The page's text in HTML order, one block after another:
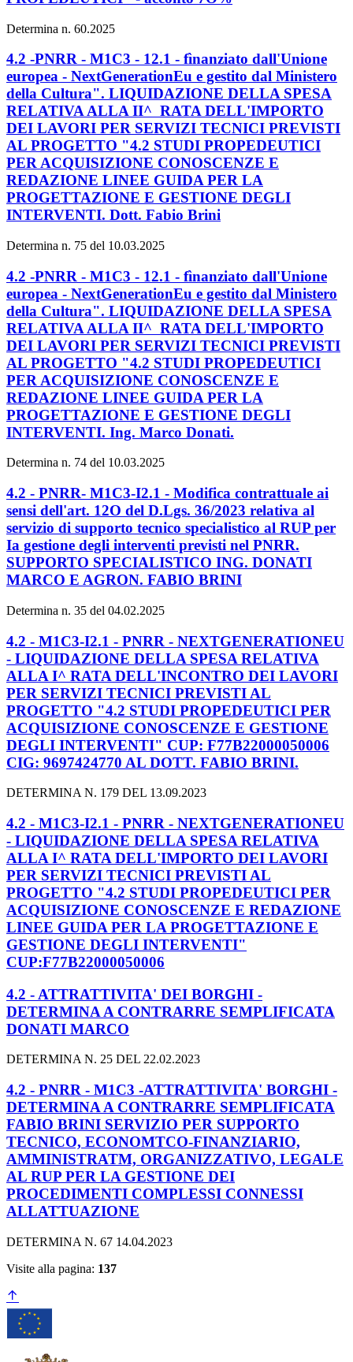
Determina n. 60.2025
4.2 -PNRR - M1C3 - 12.1 - fìnanziato dall'Unione
europea - NextGenerationEu e gestito dal Ministero
della Cultura". LIQUIDAZIONE DELLA SPESA
RELATIVA ALLA II^ RATA DELL'IMPORTO
DEI LAVORI PER SERVIZI TECNICI PREVISTI
AL PROGETTO "4.2 STUDI PROPEDEUTICI
PER ACQUISIZIONE CONOSCENZE E
REDAZIONE LINEE GUIDA PER LA
PROGETTAZIONE E GESTIONE DEGLI
INTERVENTI. Dott. Fabio Brini
Determina n. 75 del 10.03.2025
4.2 -PNRR - M1C3 - 12.1 - fìnanziato dall'Unione
europea - NextGenerationEu e gestito dal Ministero
della Cultura". LIQUIDAZIONE DELLA SPESA
RELATIVA ALLA II^ RATA DELL'IMPORTO
DEI LAVORI PER SERVIZI TECNICI PREVISTI
AL PROGETTO "4.2 STUDI PROPEDEUTICI
PER ACQUISIZIONE CONOSCENZE E
REDAZIONE LINEE GUIDA PER LA
PROGETTAZIONE E GESTIONE DEGLI
INTERVENTI. Ing. Marco Donati.
Determina n. 74 del 10.03.2025
4.2 - PNRR- M1C3-I2.1 - Modifica contrattuale ai
sensi dell'art. 12O del D.Lgs. 36/2023 relativa al
servizio di supporto tecnico specialistico al RUP per
Ia gestione degli interventi previsti nel PNRR.
SUPPORTO SPECIALISTICO ING. DONATI
MARCO E AGRON. FABIO BRINI
Determina n. 35 del 04.02.2025
4.2 - M1C3-I2.1 - PNRR - NEXTGENERATIONEU
- LIQUIDAZIONE DELLA SPESA RELATIVA
ALLA I^ RATA DELL'INCONTRO DEI LAVORI
PER SERVIZI TECNICI PREVISTI AL
PROGETTO "4.2 STUDI PROPEDEUTICI PER
ACQUISIZIONE CONOSCENZE E GESTIONE
DEGLI INTERVENTI" CUP: F77B22000050006
CIG: 9697424770 AL DOTT. FABIO BRINI.
DETERMINA N. 179 DEL 13.09.2023
4.2 - M1C3-I2.1 - PNRR - NEXTGENERATIONEU
- LIQUIDAZIONE DELLA SPESA RELATIVA
ALLA I^ RATA DELL'IMPORTO DEI LAVORI
PER SERVIZI TECNICI PREVISTI AL
PROGETTO "4.2 STUDI PROPEDEUTICI PER
ACQUISIZIONE CONOSCENZE E REDAZIONE
LINEE GUIDA PER LA PROGETTAZIONE E
GESTIONE DEGLI INTERVENTI"
CUP:F77B22000050006
4.2 - ATTRATTIVITA' DEI BORGHI -
DETERMINA A CONTRARRE SEMPLIFICATA
DONATI MARCO
DETERMINA N. 25 DEL 22.02.2023
4.2 - PNRR - M1C3 -ATTRATTIVITA' BORGHI -
DETERMINA A CONTRARRE SEMPLIFICATA
FABIO BRINI SERVIZIO PER SUPPORTO
TECNICO, ECONOMTCO-FINANZIARIO,
AMMINISTRATM, ORGANIZZATIVO, LEGALE
AL RUP PER LA GESTIONE DEI
PROCEDIMENTI COMPLESSI CONNESSI
ALLATTUAZIONE
DETERMINA N. 67 14.04.2023
Visite alla pagina: 137